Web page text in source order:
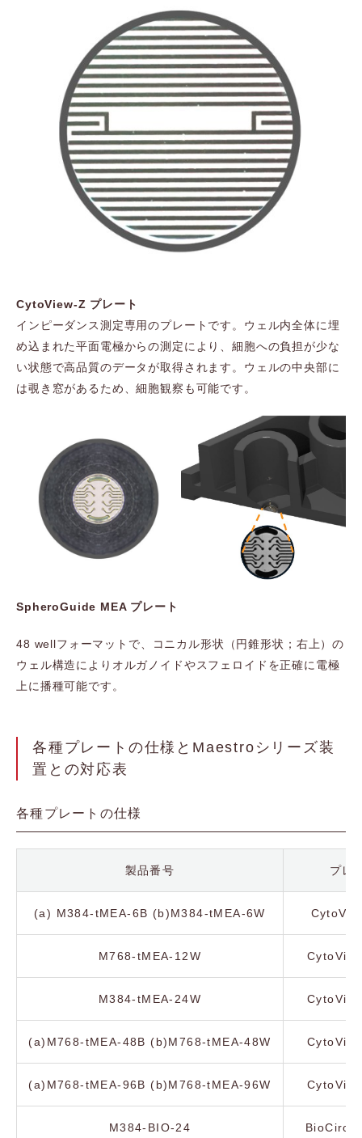
CytoView-Z プレート
インピーダンス測定専用のプレートです。ウェル内全体に埋
め込まれた平面電極からの測定により、細胞への負担が少な
い状態で高品質のデータが取得されます。ウェルの中央部に
は覗き窓があるため、細胞観察も可能です。
SpheroGuide MEA プレート
48 wellフォーマットで、コニカル形状（円錐形状；右上）の
ウェル構造によりオルガノイドやスフェロイドを正確に電極
上に播種可能です。
各種プレートの仕様とMaestroシリーズ装
置との対応表
各種プレートの仕様
製品番号 プレ
(a) M384-tMEA-6B (b)M384-tMEA-6W
M768-tMEA-12W
M384-tMEA-24W
(a)M768-tMEA-48B (b)M768-tMEA-48W
(a)M768-tMEA-96B (b)M768-tMEA-96W
M384-BIO-24